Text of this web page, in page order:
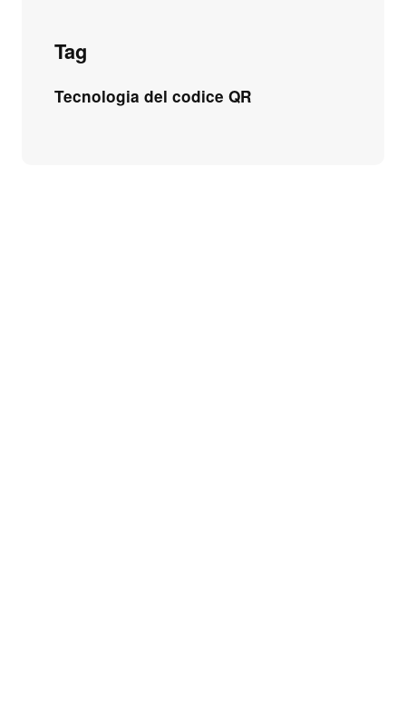
Tag
Tecnologia del codice QR